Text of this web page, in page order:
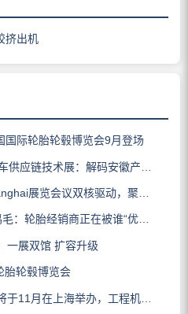
挤出机
国际轮胎轮毂博览会9月登场
链技术展：解码安徽产业生态
动，聚焦汽车产业创新、可持续发展与协同共赢
胎经销商正在被谁“优化”掉？
一展双馆 扩容升级
胎轮毂博览会
上海举办，工程机械行业盛会再启幕